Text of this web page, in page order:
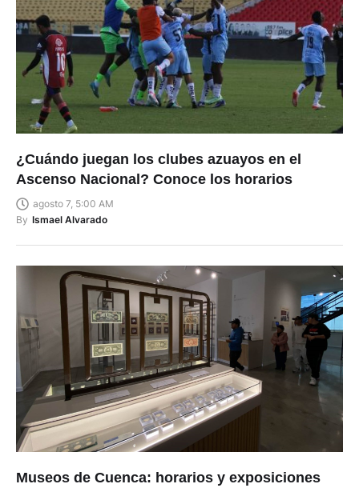
¿Cuándo juegan los clubes azuayos en el
Ascenso Nacional? Conoce los horarios
agosto 7, 5:00 AM
By Ismael Alvarado
Museos de Cuenca: horarios y exposiciones